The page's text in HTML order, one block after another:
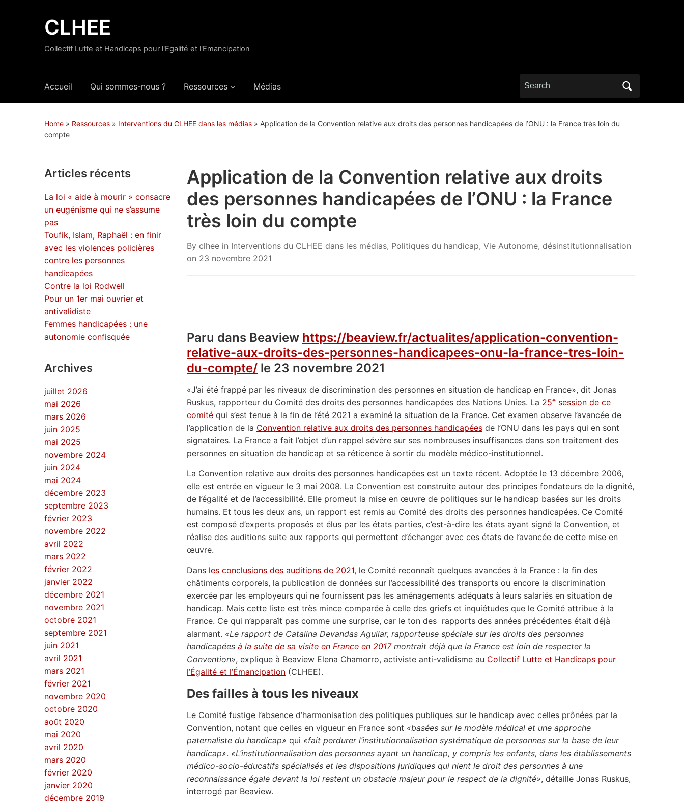
CLHEE
Collectif Lutte et Handicaps pour l'Egalité et l'Emancipation
Accueil Qui sommes-nous ? Ressources Médias
Search
for:
Home » Ressources » Interventions du CLHEE dans les médias » Application de la Convention relative aux droits des personnes handicapées de l’ONU : la France très loin du
compte
Articles récents
La loi « aide à mourir » consacre
un eugénisme qui ne s’assume
pas
Toufik, Islam, Raphaël : en finir
avec les violences policières
contre les personnes
handicapées
Contre la loi Rodwell
Pour un 1er mai ouvrier et
antivalidiste
Femmes handicapées : une
autonomie confisquée
Archives
juillet 2026
mai 2026
mars 2026
juin 2025
mai 2025
novembre 2024
juin 2024
mai 2024
décembre 2023
septembre 2023
février 2023
novembre 2022
avril 2022
mars 2022
février 2022
janvier 2022
décembre 2021
novembre 2021
octobre 2021
septembre 2021
juin 2021
avril 2021
mars 2021
février 2021
novembre 2020
octobre 2020
août 2020
mai 2020
avril 2020
mars 2020
février 2020
janvier 2020
décembre 2019
Application de la Convention relative aux droits
des personnes handicapées de l’ONU : la France
très loin du compte
By clhee in Interventions du CLHEE dans les médias, Politiques du handicap, Vie Autonome, désinstitutionnalisation
on 23 novembre 2021
Paru dans Beaview https://beaview.fr/actualites/application-convention-
relative-aux-droits-des-personnes-handicapees-onu-la-france-tres-loin-
du-compte/ le 23 novembre 2021
«J’ai été frappé par les niveaux de discrimination des personnes en situation de handicap en France», dit Jonas
Ruskus, rapporteur du Comité des droits des personnes handicapées des Nations Unies. La 25e session de ce
comité qui s’est tenue à la fin de l’été 2021 a examiné la situation de la France. Cet examen observe l’avancée de
l’application de la Convention relative aux droits des personnes handicapées de l’ONU dans les pays qui en sont
signataires. La France a fait l’objet d’un rappel sévère sur ses nombreuses insuffisances dans son traitement des
personnes en situation de handicap et sa réticence à sortir du modèle médico-institutionnel.
La Convention relative aux droits des personnes handicapées est un texte récent. Adoptée le 13 décembre 2006,
elle est entrée en vigueur le 3 mai 2008. La Convention est construite autour des principes fondateurs de la dignité,
de l’égalité et de l’accessibilité. Elle promeut la mise en œuvre de politiques sur le handicap basées sur les droits
humains. Et tous les deux ans, un rapport est remis au Comité des droits des personnes handicapées. Ce Comité
est composé d’experts proposés et élus par les états parties, c’est-à-dire les états ayant signé la Convention, et
réalise des auditions suite aux rapports qui permettent d’échanger avec ces états de l’avancée de cette mise en
œuvre.
Dans les conclusions des auditions de 2021, le Comité reconnaît quelques avancées à la France : la fin des
châtiments corporels, la publication de données sur l’accessibilité des transports ou encore la discrimination
exercée par les employeurs qui ne fournissent pas les aménagements adéquats à leurs salariés en situation de
handicap. Mais cette liste est très mince comparée à celle des griefs et inquiétudes que le Comité attribue à la
France. Ce qui n’apparaît pas comme une surprise, car le ton des rapports des années précédentes était déjà
alarmant. «Le rapport de Catalina Devandas Aguilar, rapporteuse spéciale sur les droits des personnes
handicapées à la suite de sa visite en France en 2017montrait déjà que la France est loin de respecter la
Convention», explique à Beaview Elena Chamorro, activiste anti-validisme au Collectif Lutte et Handicaps pour
l’Égalité et l’Émancipation (CLHEE).
Des failles à tous les niveaux
Le Comité fustige l’absence d’harmonisation des politiques publiques sur le handicap avec celles prônées par la
Convention, notant que celles en vigueur en France sont «basées sur le modèle médical et une approche
paternaliste du handicap» qui «fait perdurer l’institutionnalisation systématique de personnes sur la base de leur
handicap». «L’institutionnalisation des personnes ayant un handicap, y compris les enfants, dans les établissements
médico-socio-éducatifs spécialisés et les dispositions juridiques qui nient le droit des personnes à une
reconnaissance égale devant la loi restent un obstacle majeur pour le respect de la dignité», détaille Jonas Ruskus,
interrogé par Beaview.